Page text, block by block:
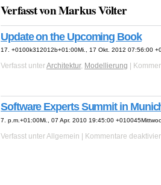
Verfasst von Markus Völter
Update on the Upcoming Book
17. +0100k312012b+01:00Mi., 17 Okt. 2012 07:56:00
Verfasst unterArchitektur, Modellierung
Software Experts Summit in
7. p.m.+01:00Mi., 07 Apr. 2010 19:45:00
Verfasst unter Allgemein | Kommentare